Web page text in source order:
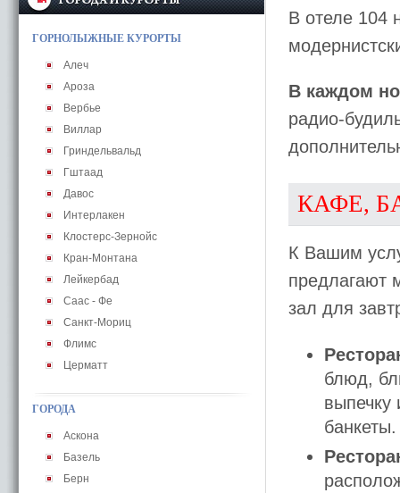
ГОРНОЛЫЖНЫЕ КУРОРТЫ
Алеч
Ароза
Вербье
Виллар
Гриндельвальд
Гштаад
Давос
Интерлакен
Клостерс-Зернойс
Кран-Монтана
Лейкербад
Саас - Фе
Санкт-Мориц
Флимс
Церматт
ГОРОДА
Аскона
Базель
Берн
В отеле 104
В каждом
радио-
КАФЕ,
К Вашим
предлагают
зал для
блюд,
выпечку
банкеты.